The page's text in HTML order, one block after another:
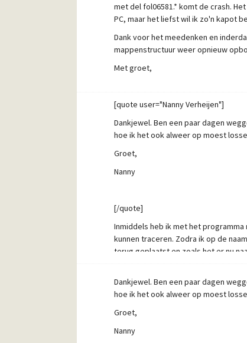
met del fol06581.* komt de crash.
PC, maar het liefst wil ik zo'n kapot
Dank voor het meedenken en
mappenstructuur weer opnieuw
Met groet,
[quote user="Nanny Verheijen"]
Dankjewel. Ben een paar dagen
hoe ik het ook alweer op moest
Groet,
Nanny
[/quote]
Inmiddels heb ik met het
kunnen traceren. Zodra ik op de
terug geplaatst en zoals het er nu
dus voor het goede advies. Er blijft
niet specifiek met Pegasus mail te
te verwijderen?
Met vriendelijke groet,
Nanny
Dankjewel. Ben een paar dagen
hoe ik het ook alweer op moest
Groet,
Nanny